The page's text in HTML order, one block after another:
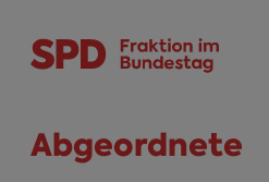
Abgeordnete